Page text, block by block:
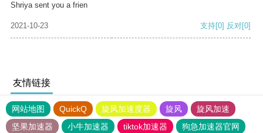
Shriya sent you a frien
2021-10-23 支持[0] 反对[0]
友情链接
网站地图 QuickQ 旋风加速度器 旋风
旋风加速
坚果加速器
小牛加速器 tiktok加速器
狗急加速器官网